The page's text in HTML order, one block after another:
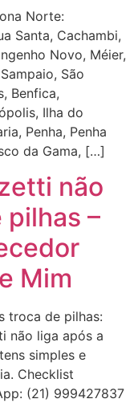
Norte:
Santa, Cachambi,
Novo, Méier,
São
Benfica,
Ilha do
Penha, Penha
da Gama, […]
não
–
Mim
troca de pilhas:
não liga após a
simples e
Checklist
(21) 999427837